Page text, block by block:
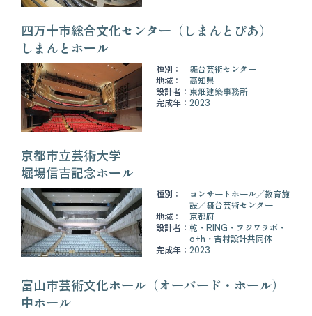
四万十市総合文化センター（しまんとぴあ）
しまんとホール
種別：
舞台芸術センター
地域：
高知県
設計者： 東畑建築事務所
完成年： 2023
京都市立芸術大学
堀場信吉記念ホール
種別： コンサートホール
教育施
設
舞台芸術センター
地域：
京都府
設計者： 乾・RING・フジワラボ・
o+h・吉村設計共同体
完成年： 2023
富山市芸術文化ホール（オーバード・ホール）
中ホール